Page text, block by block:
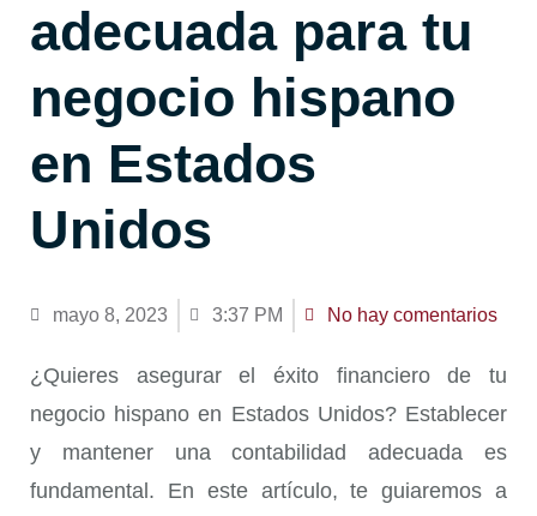
adecuada para tu
negocio hispano
en Estados
Unidos
mayo 8, 2023 3:37 PM No hay comentarios
¿Quieres asegurar el éxito financiero de tu
negocio hispano en Estados Unidos? Establecer
y mantener una contabilidad adecuada es
fundamental. En este artículo, te guiaremos a